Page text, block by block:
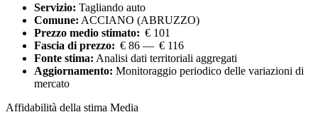
Servizio: Tagliando auto
Comune: ACCIANO (ABRUZZO)
Prezzo medio stimato: € 101
Fascia di prezzo: € 86 — € 116
Fonte stima: Analisi dati territoriali aggregati
Aggiornamento: Monitoraggio periodico delle variazioni di
mercato
Affidabilità della stima Media